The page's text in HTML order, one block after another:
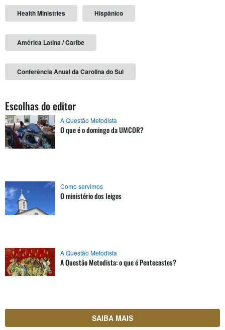
Health Ministries Hispânico
América Latina / Caribe
Conferência Anual da Carolina do Sul
Escolhas do editor
A Questão Metodista
O que é o domingo da UMCOR?
Como servimos
O ministério dos leigos
A Questão Metodista
A Questão Metodista: o que é Pentecostes?
SAIBA MAIS